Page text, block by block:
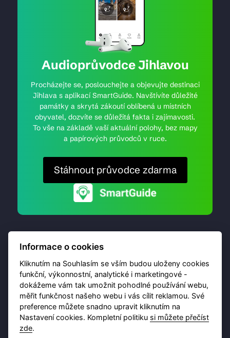
Audioprůvodce Jihlavou
Procházejte se, poslouchejte a objevujte destinaci
Jihlava s aplikací SmartGuide. Navštívíte důležité
památky a skrytá zákoutí oblíbená u místních
obyvatel, dozvíte se důležitá fakta i zajímavosti.
To vše na základě vaší aktuální polohy, bez mapy
a papírových průvodců v ruce.
Stáhnout průvodce zdarma
© 2026 Destinační portál provozujeBrána Jihlavy,
příspěvková organizace. Všechna práva vyhrazena.
Ochrana osobních údajů
Informace o cookies
Kliknutím na Souhlasím se vším budou uloženy cookies
funkční, výkonnostní, analytické i marketingové -
dokážeme vám tak umožnit pohodlné používání webu,
měřit funkčnost našeho webu i vás cílit reklamou. Své
preference můžete snadno upravit kliknutím na
Nastavení cookies. Kompletní politiku si můžete přečíst
zde.